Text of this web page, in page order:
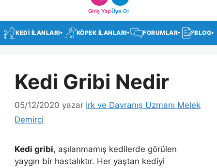
Giriş YapÜye Ol
KEDİ İLANLARI▾ KÖPEK İLANLARI▾ FORUMLAR▾ BLOG▾
Kedi Gribi Nedir
05/12/2020 yazar Irk ve Davranış Uzmanı Melek
Demirci
Kedi gribi, aşılanmamış kedilerde görülen
yaygın bir hastalıktır. Her yaştan kediyi